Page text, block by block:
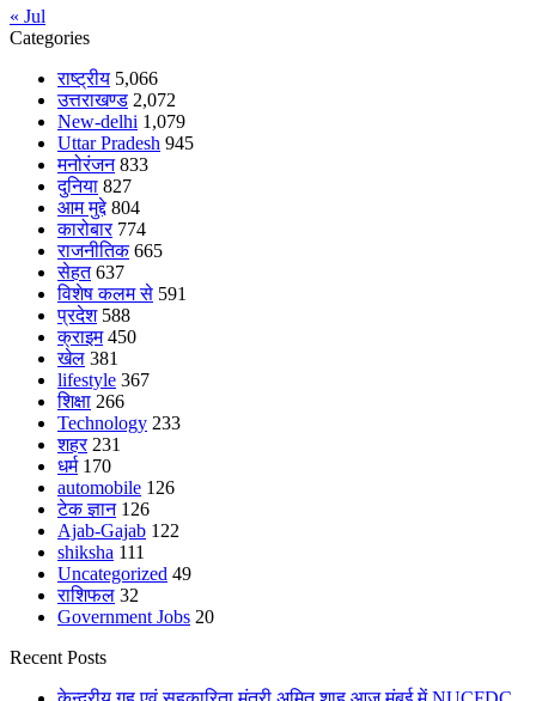
« Jul
Categories
राष्ट्रीय 5,066
उत्तराखण्ड 2,072
New-delhi 1,079
Uttar Pradesh 945
मनोरंजन 833
दुनिया 827
आम मुद्दे 804
कारोबार 774
राजनीतिक 665
सेहत 637
विशेष कलम से 591
प्रदेश 588
क्राइम 450
खेल 381
lifestyle 367
शिक्षा 266
Technology 233
शहर 231
धर्म 170
automobile 126
टेक ज्ञान 126
Ajab-Gajab 122
shiksha 111
Uncategorized 49
राशिफल 32
Government Jobs 20
Recent Posts